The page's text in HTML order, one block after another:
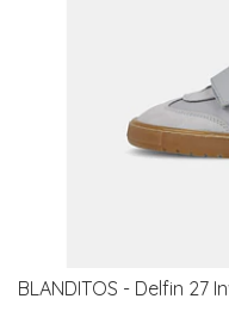
BLANDITOS - Delfin 27